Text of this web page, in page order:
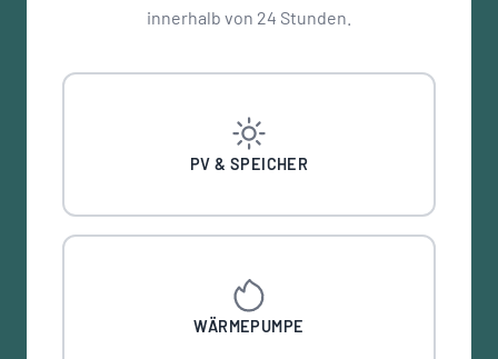
innerhalb von 24 Stunden.
PV & SPEICHER
WÄRMEPUMPE